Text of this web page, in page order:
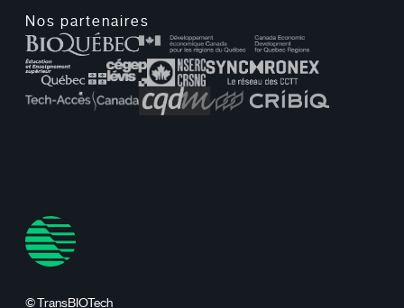
Nos partenaires
© TransBIOTech